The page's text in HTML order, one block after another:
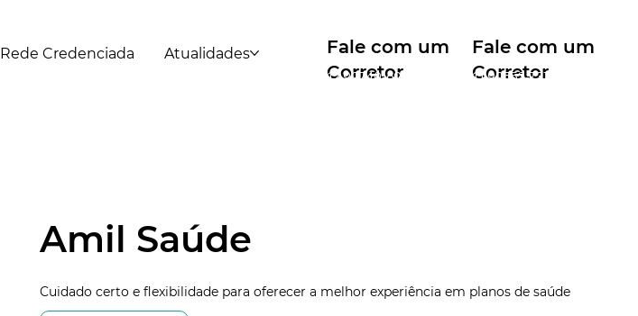
Rede Credenciada Atualidades
Fale com um
Corretor
11 99553-7374
Fale com um
Corretor
12 99740-6958
Amil Saúde
Cuidado certo e flexibilidade para oferecer a melhor experiência em planos de saúde